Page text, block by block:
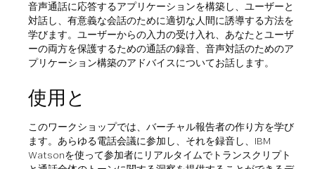
音声通話に応答するアプリケーションを構築し、ユーザーと
対話し、有意義な会話のために適切な人間に誘導する方法を
学びます。ユーザーからの入力の受け入れ、あなたとユーザ
ーの両方を保護するための通話の録音、音声対話のためのア
プリケーション構築のアドバイスについてお話します。
使用 と
このワークショップでは、バーチャル報告者の作り方を学び
ます。あらゆる電話会議に参加し、それを録音し、IBM
Watsonを使って参加者にリアルタイムでトランスクリプト